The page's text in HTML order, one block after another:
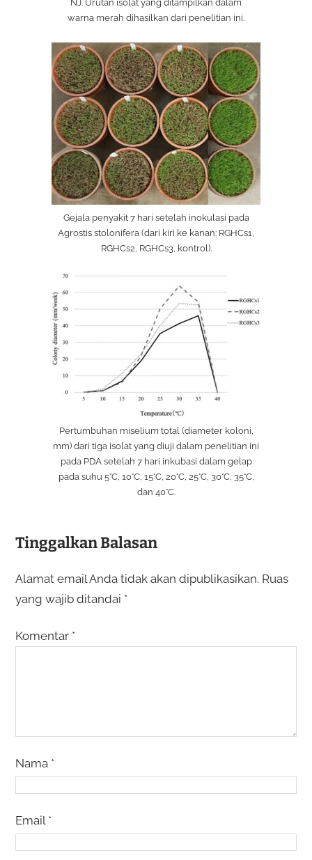
NJ. Urutan isolat yang ditampilkan dalam
warna merah dihasilkan dari penelitian ini.
Gejala penyakit 7 hari setelah inokulasi pada
Agrostis stolonifera (dari kiri ke kanan: RGHCs1,
RGHCs2, RGHCs3, kontrol).
Pertumbuhan miselium total (diameter koloni,
mm) dari tiga isolat yang diuji dalam penelitian ini
pada PDA setelah 7 hari inkubasi dalam gelap
pada suhu 5°C, 10°C, 15°C, 20°C, 25°C, 30°C, 35°C,
dan 40°C.
Tinggalkan Balasan
Alamat email Anda tidak akan dipublikasikan. Ruas
yang wajib ditandai *
Komentar *
Nama *
Email *